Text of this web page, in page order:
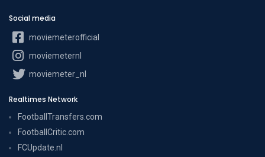
Social media
moviemeterofficial
moviemeternl
moviemeter_nl
Realtimes Network
FootballTransfers.com
FootballCritic.com
FCUpdate.nl